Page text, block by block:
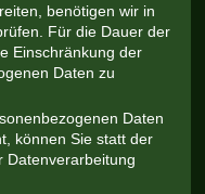
benötigen wir in
Für die Dauer der
Einschränkung der
Daten zu
Daten
können Sie statt der
Datenverarbeitung